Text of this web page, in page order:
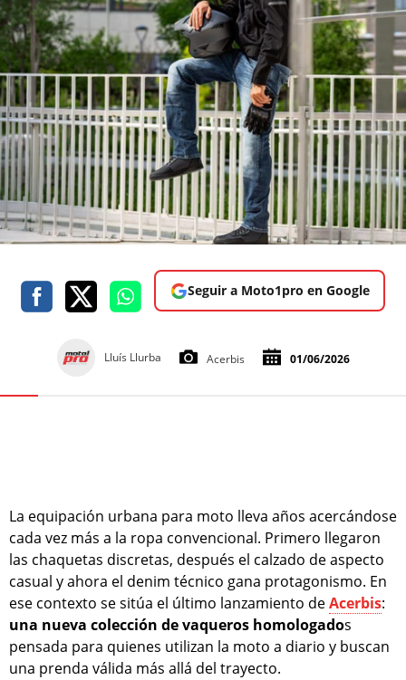
Seguir a Moto1pro en Google
Lluís Llurba Acerbis 01/06/2026
La equipación urbana para moto lleva años acercándose
cada vez más a la ropa convencional. Primero llegaron
las chaquetas discretas, después el calzado de aspecto
casual y ahora el denim técnico gana protagonismo. En
ese contexto se sitúa el último lanzamiento deAcerbis:
una nueva colección de vaqueros homologados
pensada para quienes utilizan la moto a diario y buscan
una prenda válida más allá del trayecto.